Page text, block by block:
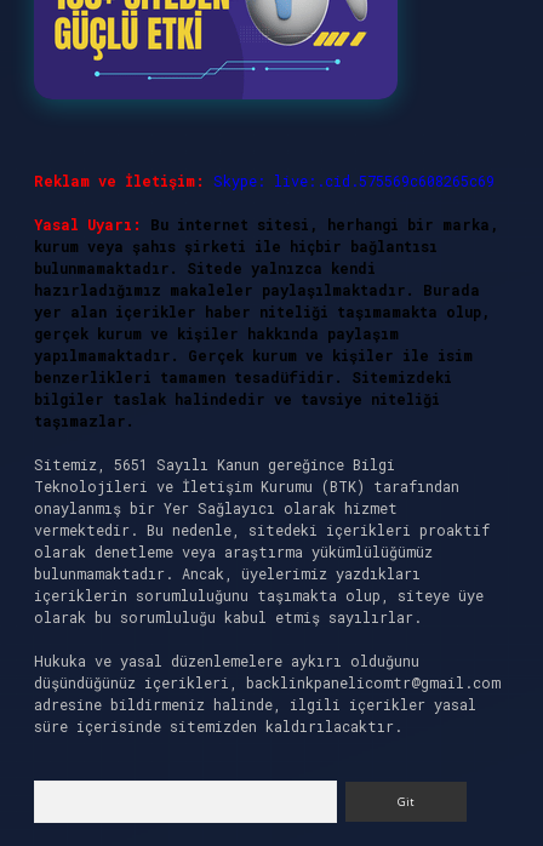
Reklam ve İletişim: Skype: live:.cid.575569c608265c69
Yasal Uyarı:
Bu internet sitesi, herhangi bir marka,
kurum veya şahıs şirketi ile hiçbir bağlantısı
bulunmamaktadır. Sitede yalnızca kendi
hazırladığımız makaleler paylaşılmaktadır. Burada
yer alan içerikler haber niteliği taşımamakta olup,
gerçek kurum ve kişiler hakkında paylaşım
yapılmamaktadır. Gerçek kurum ve kişiler ile isim
benzerlikleri tamamen tesadüfidir. Sitemizdeki
bilgiler taslak halindedir ve tavsiye niteliği
taşımazlar.
Sitemiz, 5651 Sayılı Kanun gereğince Bilgi
Teknolojileri ve İletişim Kurumu (BTK) tarafından
onaylanmış bir Yer Sağlayıcı olarak hizmet
vermektedir. Bu nedenle, sitedeki içerikleri proaktif
olarak denetleme veya araştırma yükümlülüğümüz
bulunmamaktadır. Ancak, üyelerimiz yazdıkları
içeriklerin sorumluluğunu taşımakta olup, siteye üye
olarak bu sorumluluğu kabul etmiş sayılırlar.
Hukuka ve yasal düzenlemelere aykırı olduğunu
düşündüğünüz içerikleri, backlinkpanelicomtr@gmail.com
adresine bildirmeniz halinde, ilgili içerikler yasal
süre içerisinde sitemizden kaldırılacaktır.